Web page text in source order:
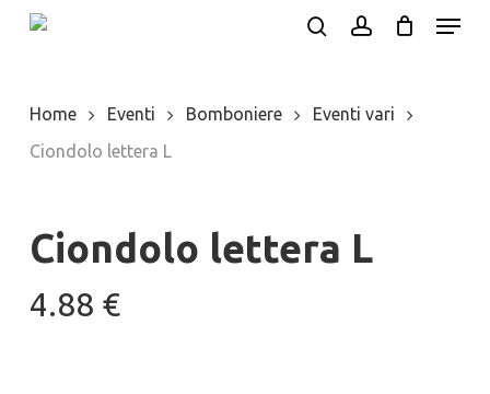
Skip
content
Menu
Home Eventi Bomboniere
Eventi vari
Ciondolo lettera L
Ciondolo lettera L
4.88 €